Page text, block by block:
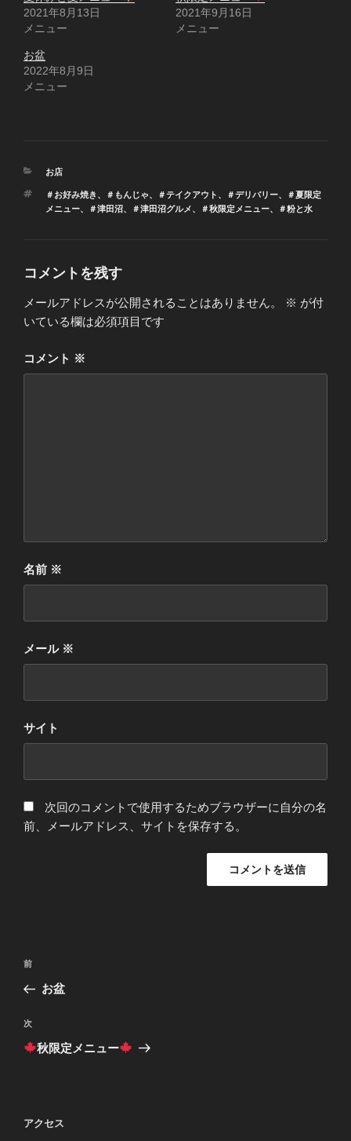
2021年8月13日
メニュー
2021年9月16日
メニュー
お盆
2022年8月9日
メニュー
カ
ゴ
リ
お店
タ
グ
＃お好み焼き 、 ＃もんじゃ、 ＃テイクアウト 、 ＃デリバリー、
＃夏限定
メニュー、 ＃津田沼、 ＃津田沼グルメ、 ＃秋限定メニュー、 ＃粉と水
コメントを残す
メールアドレスが公開されることはありません。 ※ が付
いている欄は必須項目です
コメント ※
名前 ※
メール ※
サイト
次回のコメントで使用するためブラウザーに自分の名
前、メールアドレス、サイトを保存する。
投
ナ
ビ
ゲ
ン
前
の
稿
前
お盆
次
の
次
秋限定メニュー
アクセス